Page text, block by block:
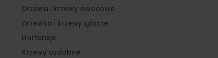
Drzewa i krzewy owocowe
Drzewka i krzewy iglaste
Hortensje
Krzewy ozdobne